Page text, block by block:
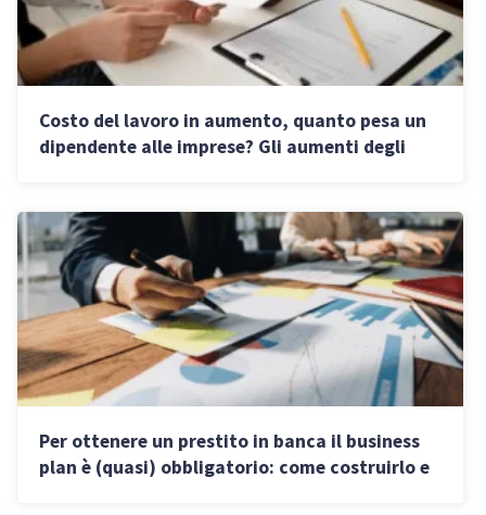
Costo del lavoro in aumento, quanto pesa un
dipendente alle imprese? Gli aumenti degli
Per ottenere un prestito in banca il business
plan è (quasi) obbligatorio: come costruirlo e